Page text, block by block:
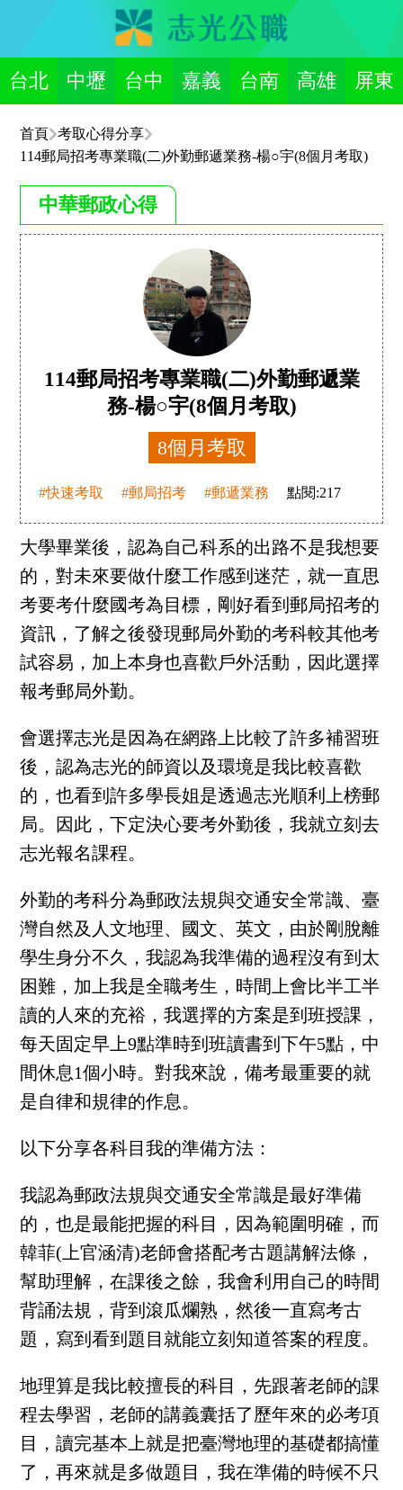
台北 中壢 台中 嘉義 台南 高雄 屏東
首頁
考取心得分享
114郵局招考專業職(二)外勤郵遞業務-楊○宇(8個月考取)
中華郵政心得
114郵局招考專業職(二)外勤郵遞業
務-楊○宇(8個月考取)
8個月考取
#快速考取 #郵局招考 #郵遞業務 點閱:217
大學畢業後，認為自己科系的出路不是我想要
的，對未來要做什麼工作感到迷茫，就一直思
考要考什麼國考為目標，剛好看到郵局招考的
資訊，了解之後發現郵局外勤的考科較其他考
試容易，加上本身也喜歡戶外活動，因此選擇
報考郵局外勤。
會選擇志光是因為在網路上比較了許多補習班
後，認為志光的師資以及環境是我比較喜歡
的，也看到許多學長姐是透過志光順利上榜郵
局。因此，下定決心要考外勤後，我就立刻去
志光報名課程。
外勤的考科分為郵政法規與交通安全常識、臺
灣自然及人文地理、國文、英文，由於剛脫離
學生身分不久，我認為我準備的過程沒有到太
困難，加上我是全職考生，時間上會比半工半
讀的人來的充裕，我選擇的方案是到班授課，
每天固定早上9點準時到班讀書到下午5點，中
間休息1個小時。對我來說，備考最重要的就
是自律和規律的作息。
以下分享各科目我的準備方法：
我認為郵政法規與交通安全常識是最好準備
的，也是最能把握的科目，因為範圍明確，而
韓菲(上官涵清)老師會搭配考古題講解法條，
幫助理解，在課後之餘，我會利用自己的時間
背誦法規，背到滾瓜爛熟，然後一直寫考古
題，寫到看到題目就能立刻知道答案的程度。
地理算是我比較擅長的科目，先跟著老師的課
程去學習，老師的講義囊括了歷年來的必考項
目，讀完基本上就是把臺灣地理的基礎都搞懂
了，再來就是多做題目，我在準備的時候不只